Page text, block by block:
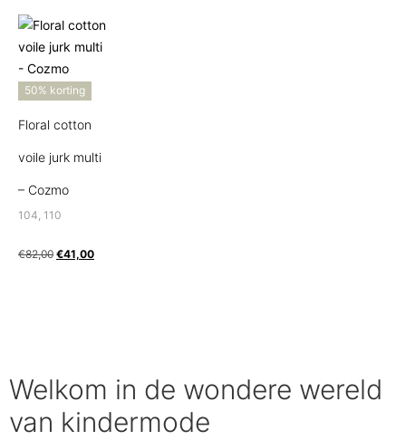
50% korting
Floral cotton
voile jurk multi
– Cozmo
104, 110
€82,00 €41,00
Welkom in de wondere wereld
van kindermode